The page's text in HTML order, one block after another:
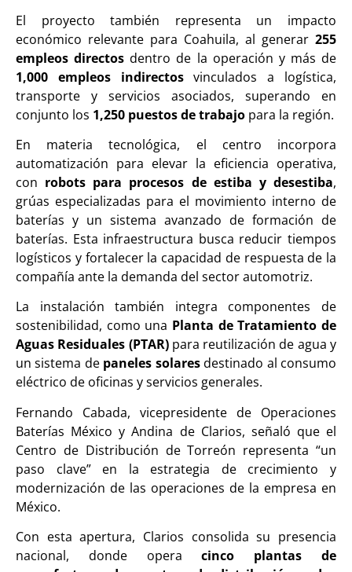
El proyecto también representa un impacto
económico relevante para Coahuila, al generar 255
empleos directos dentro de la operación y más de
1,000 empleos indirectosvinculados a logística,
transporte y servicios asociados, superando en
conjunto los 1,250 puestos de trabajo para la región.
En materia tecnológica, el centro incorpora
automatización para elevar la eficiencia operativa,
con robots para procesos de estiba y desestiba,
grúas especializadas para el movimiento interno de
baterías y un sistema avanzado de formación de
baterías. Esta infraestructura busca reducir tiempos
logísticos y fortalecer la capacidad de respuesta de la
compañía ante la demanda del sector automotriz.
La instalación también integra componentes de
sostenibilidad, como una Planta de Tratamiento de
Aguas Residuales (PTAR)para reutilización de agua y
un sistema de paneles solaresdestinado al consumo
eléctrico de oficinas y servicios generales.
Fernando Cabada, vicepresidente de Operaciones
Baterías México y Andina de Clarios, señaló que el
Centro de Distribución de Torreón representa “un
paso clave” en la estrategia de crecimiento y
modernización de las operaciones de la empresa en
México.
Con esta apertura, Clarios consolida su presencia
nacional, donde operacinco plantas de